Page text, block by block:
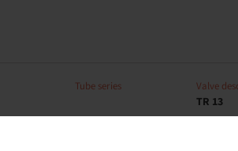
Tube series Valve
TR 13